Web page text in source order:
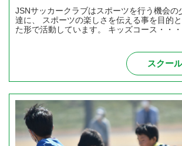
JSNサッカークラブはスポーツを行う機会の
達に、 スポーツの楽しさを伝える事を目的
た形で活動しています。 キッズコース・・・
スクー